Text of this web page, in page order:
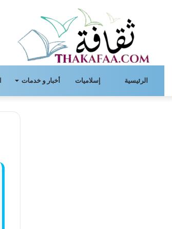
الرئيسية إسلاميات أخبار و خدمات